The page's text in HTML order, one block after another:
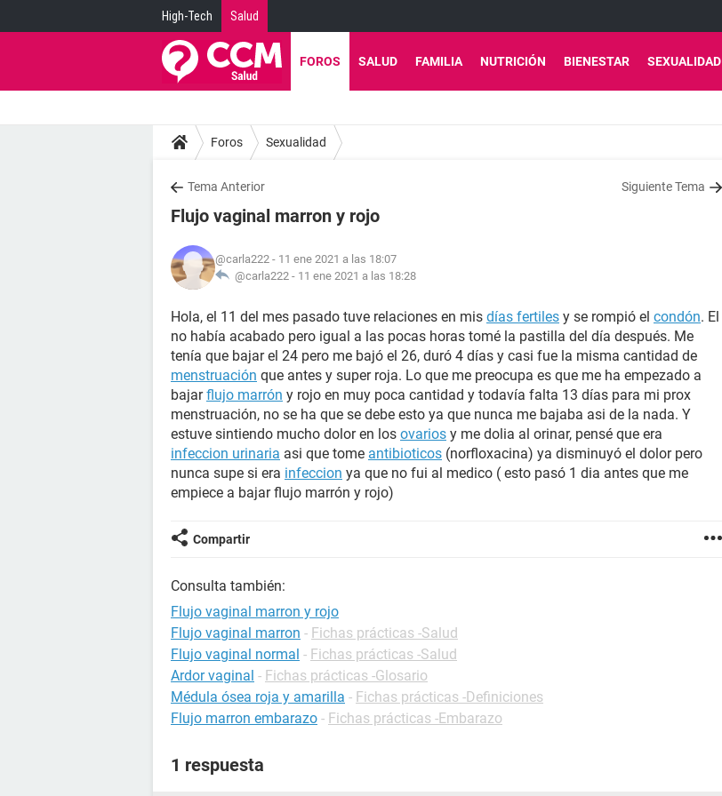
High-Tech Salud
FOROS SALUD FAMILIA NUTRICIÓN BIENESTAR SEXUALIDAD
Foros Sexualidad
Tema Anterior Siguiente Tema
Flujo vaginal marron y rojo
@carla222 - 11 ene 2021 a las 18:07
@carla222 - 11 ene 2021 a las 18:28
Hola, el 11 del mes pasado tuve relaciones en mis días fertiles y se rompió el condón. El
no había acabado pero igual a las pocas horas tomé la pastilla del día después. Me
tenía que bajar el 24 pero me bajó el 26, duró 4 días y casi fue la misma cantidad de
menstruación que antes y super roja. Lo que me preocupa es que me ha empezado a
bajarflujo marrón y rojo en muy poca cantidad y todavía falta 13 días para mi prox
menstruación, no se ha que se debe esto ya que nunca me bajaba asi de la nada. Y
estuve sintiendo mucho dolor en los ovarios y me dolia al orinar, pensé que era
infeccion urinaria asi que tome antibioticos (norfloxacina) ya disminuyó el dolor pero
nunca supe si era infeccion ya que no fui al medico ( esto pasó 1 dia antes que me
empiece a bajar flujo marrón y rojo)
Compartir
Consulta también:
Flujo vaginal marron y rojo
Flujo vaginal marron - Fichas prácticas -Salud
Flujo vaginal normal - Fichas prácticas -Salud
Ardor vaginal - Fichas prácticas -Glosario
Médula ósea roja y amarilla - Fichas prácticas -Definiciones
Flujo marron embarazo - Fichas prácticas -Embarazo
1 respuesta